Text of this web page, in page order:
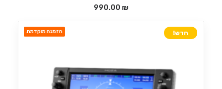
990.00 ₪
הזמנה מוקדמת חדש!